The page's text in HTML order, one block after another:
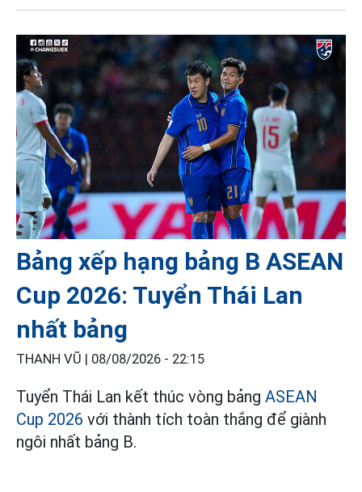
Bảng xếp hạng bảng B ASEAN
Cup 2026: Tuyển Thái Lan
nhất bảng
THANH VŨ | 08/08/2026 - 22:15
Tuyển Thái Lan kết thúc vòng bảng ASEAN
Cup 2026 với thành tích toàn thắng để giành
ngôi nhất bảng B.